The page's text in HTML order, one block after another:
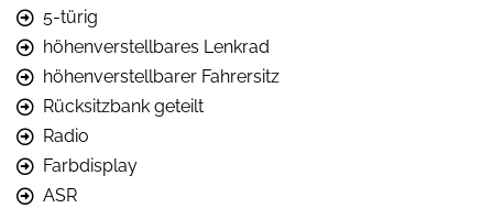
5-türig
höhenverstellbares Lenkrad
höhenverstellbarer Fahrersitz
Rücksitzbank geteilt
Radio
Farbdisplay
ASR